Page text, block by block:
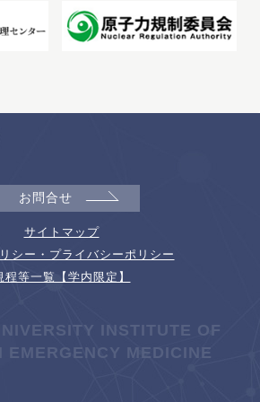
お問合せ
サイトマップ
シー・プライバシーポリシー
程等一覧【学内限定】
INSTITUTE OF
EMERGENCY MEDICINE